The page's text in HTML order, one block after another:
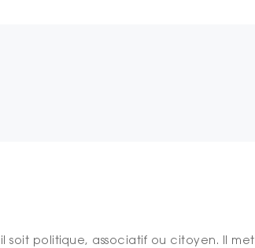
politique, associatif ou citoyen. Il met